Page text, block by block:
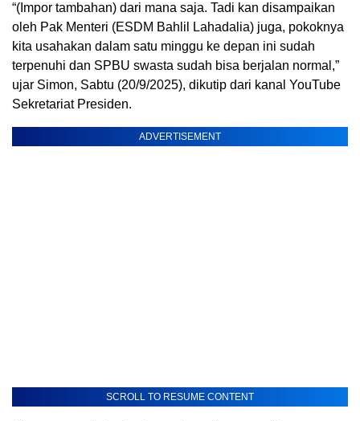
“(Impor tambahan) dari mana saja. Tadi kan disampaikan
oleh Pak Menteri (ESDM Bahlil Lahadalia) juga, pokoknya
kita usahakan dalam satu minggu ke depan ini sudah
terpenuhi dan SPBU swasta sudah bisa berjalan normal,”
ujar Simon, Sabtu (20/9/2025), dikutip dari kanal YouTube
Sekretariat Presiden.
ADVERTISEMENT
SCROLL TO RESUME CONTENT